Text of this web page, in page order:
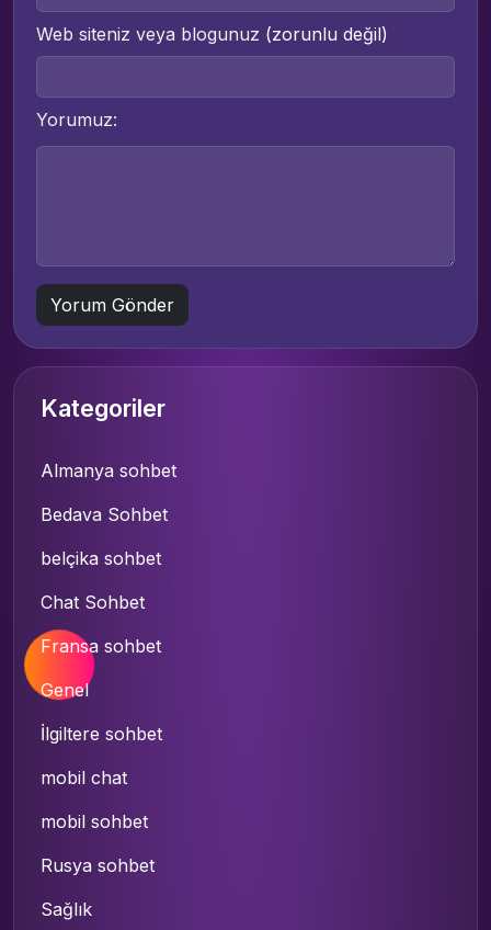
Web siteniz veya blogunuz (zorunlu değil)
Yorumuz:
Kategoriler
Almanya sohbet
Bedava Sohbet
belçika sohbet
Chat Sohbet
Fransa sohbet
Genel
İlgiltere sohbet
mobil chat
mobil sohbet
Rusya sohbet
Sağlık